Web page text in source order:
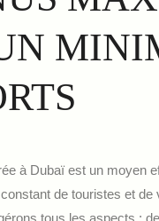
à Dubaï est un moyen
de touristes et